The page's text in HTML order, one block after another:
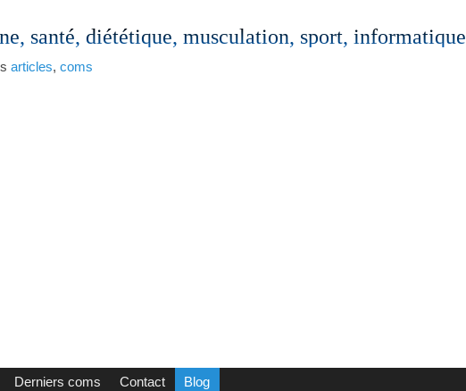
santé, diététique, musculation, sport, informatique
articles, coms
Derniers coms Contact Blog